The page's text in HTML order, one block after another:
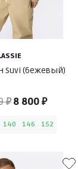
Suvi (бежевый)
₽ 8 800 ₽
140 146 152